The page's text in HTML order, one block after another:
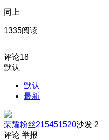
同上
1335阅读
评论18
默认
默认
最新
荣耀粉丝215451520沙发 2
评论 举报